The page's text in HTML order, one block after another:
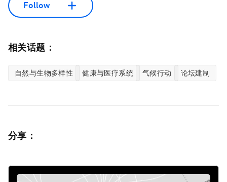
Follow
相关话题：
自然与生物多样性 健康与医疗系统 气候行动 论坛建制
分享：